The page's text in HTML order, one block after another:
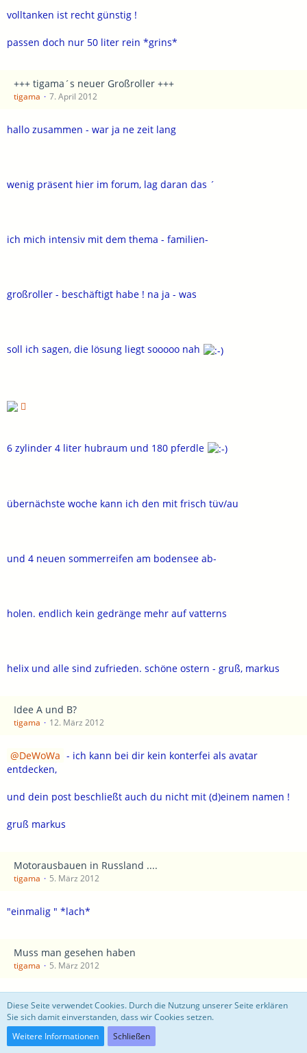
volltanken ist recht günstig !
passen doch nur 50 liter rein *grins*
+++ tigama´s neuer Großroller +++
tigama 7. April 2012
hallo zusammen - war ja ne zeit lang
wenig präsent hier im forum, lag daran das ´
ich mich intensiv mit dem thema - familien-
großroller - beschäftigt habe ! na ja - was
soll ich sagen, die lösung liegt sooooo nah
6 zylinder 4 liter hubraum und 180 pferdle
übernächste woche kann ich den mit frisch tüv/au
und 4 neuen sommerreifen am bodensee ab-
holen. endlich kein gedränge mehr auf vatterns
helix und alle sind zufrieden. schöne ostern - gruß, markus
Idee A und B?
tigama 12. März 2012
DeWoWa - ich kann bei dir kein konterfei als avatar
entdecken,
und dein post beschließt auch du nicht mit (d)einem namen !
gruß markus
Motorausbauen in Russland ....
tigama 5. März 2012
"einmalig " *lach*
Muss man gesehen haben
tigama 5. März 2012
Das hilft!
Diese Seite verwendet Cookies. Durch die Nutzung unserer Seite erklären
Sie sich damit einverstanden, dass wir Cookies setzen.
Weitere Informationen
Schließen